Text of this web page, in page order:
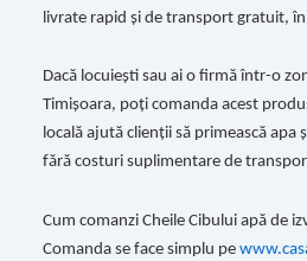
livrate rapid și de transport gratuit,
Dacă locuiești sau ai o firmă într-o
Timișoara, poți comanda acest
locală ajută clienții să primească
fără costuri suplimentare de
Cum comanzi Cheile Cibului apă de
Comanda se face simplu pe